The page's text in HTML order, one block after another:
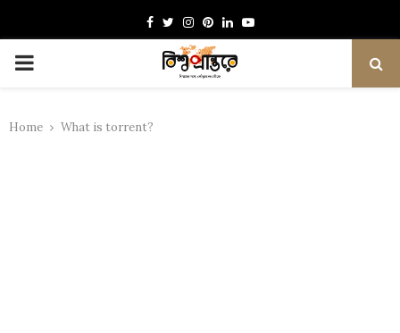
Facebook
TwitterInstagram
Pinterest
LinkedinYoutube
PRIMARY
Home What is torrent?